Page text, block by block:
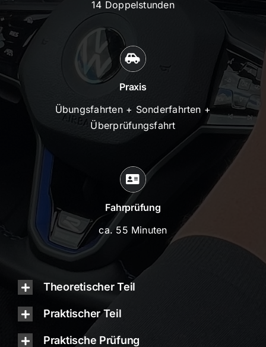
14 Doppelstunden
Praxis
Übungsfahrten + Sonderfahrten +
Überprüfungsfahrt
Fahrprüfung
ca. 55 Minuten
Theoretischer Teil
Praktischer Teil
Praktische Prüfung